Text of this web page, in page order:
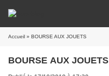
Accueil » BOURSE AUX JOUETS
BOURSE AUX JOUETS